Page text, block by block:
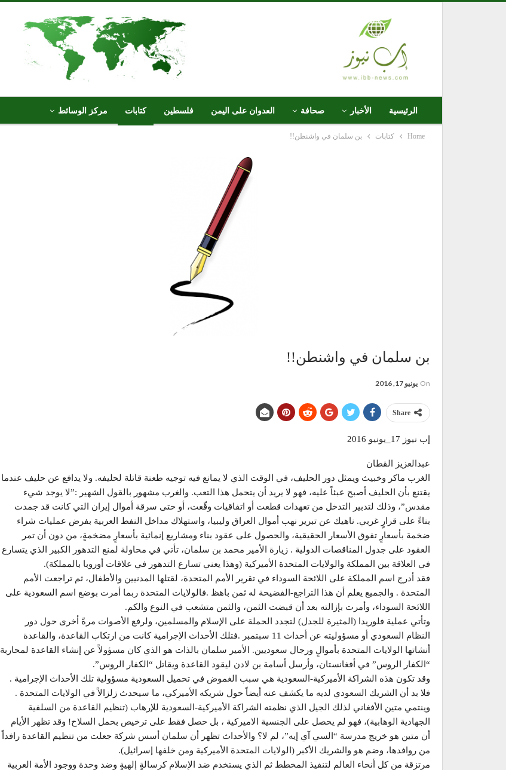
الرئيسية الأخبار صحافة العدوان على اليمن فلسطين كتابات مركز الوسائط
Home كتابات بن سلمان في واشنطن!!
بن سلمان في واشنطن!!
On يونيو 17, 2016
Share
إب نيوز 17_يونيو 2016
عبدالعزيز القطان
الغرب ماكر وخبيث ويمثل دور الحليف، في الوقت الذي لا يمانع فيه توجيه طعنة قاتلة لحليفه. ولا يدافع عن حليف عندما
يقتنع بأن الحليف أصبح عبئاً عليه، فهو لا يريد أن يتحمل هذا التعب. والغرب مشهور بالقول الشهير :”لا يوجد شيء
مقدس”، وذلك لتدبير التدخل من تعهدات قطعت أو اتفاقيات وقّعت، أو حتى سرقة أموال إيران التي كانت قد جمدت
بناءً على قرارٍ غربي. ناهيك عن تبرير نهب أموال العراق وليبيا، واستهلاك مداخل النفط العربية بفرض عمليات شراء
ضخمة بأسعارٍ تفوق الأسعار الحقيقية، والحصول على عقود بناء ومشاريع إنمائية بأسعارٍ مضخمةٍ، من دون أن تمر
العقود على جدول المناقصات الدولية . زيارة الأمير محمد بن سلمان، تأتي في محاولة لمنع التدهور الكبير الذي يتسارع
في العلاقة بين المملكة والولايات المتحدة الأميركية (وهذا يعني تسارع التدهور في علاقات أوروبا بالمملكة).
فقد أدرج اسم المملكة على اللائحة السوداء في تقرير الأمم المتحدة، لقتلها المدنيين والأطفال، ثم تراجعت الأمم
المتحدة . والجميع يعلم أن هذا التراجع-الفضيحة له ثمن باهظ .فالولايات المتحدة ربما أمرت بوضع اسم السعودية على
اللائحة السوداء، وأمرت بإزالته بعد أن قبضت الثمن، والثمن متشعب في النوع والكم.
وتأتي عملية فلوريدا (المثيرة للجدل) لتجدد الحملة على الإسلام والمسلمين، ولرفع الأصوات مرةً أخرى حول دور
النظام السعودي أو مسؤوليته عن أحداث 11 سبتمبر .فتلك الأحداث الإجرامية كانت من ارتكاب القاعدة، والقاعدة
أنشاتها الولايات المتحدة بأموالٍ ورجال سعوديين. الأمير سلمان بالذات هو الذي كان مسؤولاً عن إنشاء القاعدة لمحاربة
“الكفار الروس” في أفغانستان، وأرسل أسامة بن لادن ليقود القاعدة ويقاتل “الكفار الروس”.
وقد تكون هذه الشراكة الأميركية-السعودية هي سبب الغموض في تحميل السعودية مسؤولية تلك الأحداث الإجرامية .
فلا بد أن الشريك السعودي لديه ما يكشف عنه أيضاً حول شريكه الأميركي، ما سيحدث زلزالاً في الولايات المتحدة .
وينتمي متين الأفغاني لذلك الجيل الذي نظمته الشراكة الأميركية-السعودية للإرهاب (تنظيم القاعدة من السلفية
الجهادية الوهابية)، فهو لم يحصل على الجنسية الاميركية ، بل حصل فقط على ترخيص بحمل السلاح! وقد تظهر الأيام
أن متين هو خريج مدرسة “السي آي إيه”، لم لا؟ والأحداث تظهر أن سلمان أسس شركة جعلت من تنظيم القاعدة رافداً
من روافدها، وضم هو والشريك الأكبر (الولايات المتحدة الأميركية ومن خلفها إسرائيل).
مرتزقة من كل أنحاء العالم لتنفيذ المخطط ثم الذي يستخدم ضد الإسلام كرسالةٍ إلهيةٍ وضد وحدة ووجود الأمة العربية